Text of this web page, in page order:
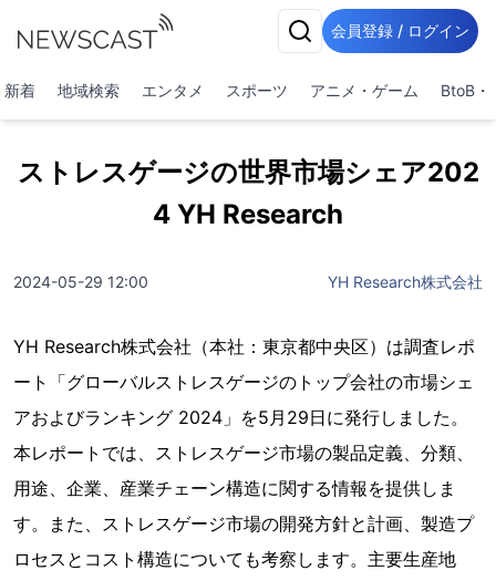
会員登録 / ログイン
新着 地域検索 エンタメ スポーツ アニメ・ゲーム BtoB・
ストレスゲージの世界市場シェア202
4 YH Research
2024-05-29 12:00 YH Research株式会社
YH Research株式会社（本社：東京都中央区）は調査レポ
ート「グローバルストレスゲージのトップ会社の市場シェ
アおよびランキング 2024」を5月29日に発行しました。
本レポートでは、ストレスゲージ市場の製品定義、分類、
用途、企業、産業チェーン構造に関する情報を提供しま
す。また、ストレスゲージ市場の開発方針と計画、製造プ
ロセスとコスト構造についても考察します。主要生産地